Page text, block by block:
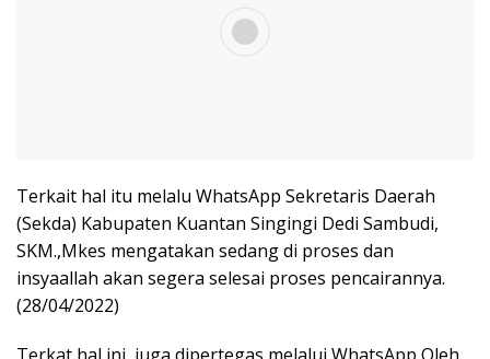
Terkait hal itu melalu WhatsApp Sekretaris Daerah
(Sekda) Kabupaten Kuantan Singingi Dedi Sambudi,
SKM.,Mkes mengatakan sedang di proses dan
insyaallah akan segera selesai proses pencairannya.
(28/04/2022)